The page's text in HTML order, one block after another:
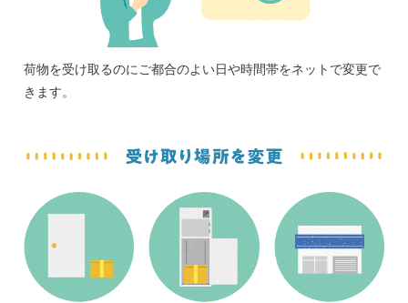
荷物を受け取るのにご都合のよい日や時間帯をネットで変更で
きます。